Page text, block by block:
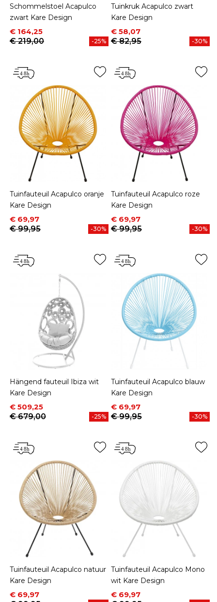
Schommelstoel Acapulco
zwart Kare Design
Prijs
€ 164,25
Normale prijs
€ 219,00
-25%
Tuinkruk Acapulco zwart
Kare Design
Prijs
€ 58,07
Normale prijs
€ 82,95
-30%
Tuinfauteuil Acapulco oranje
Kare Design
Prijs
€ 69,97
Normale prijs
€ 99,95
-30%
Tuinfauteuil Acapulco roze
Kare Design
Prijs
€ 69,97
Normale prijs
€ 99,95
-30%
Hängend fauteuil Ibiza wit
Kare Design
Prijs
€ 509,25
Normale prijs
€ 679,00
-25%
Tuinfauteuil Acapulco blauw
Kare Design
Prijs
€ 69,97
Normale prijs
€ 99,95
-30%
Tuinfauteuil Acapulco natuur
Kare Design
Prijs
€ 69,97
Normale prijs
Tuinfauteuil Acapulco Mono
wit Kare Design
Prijs
€ 69,97
Normale prijs